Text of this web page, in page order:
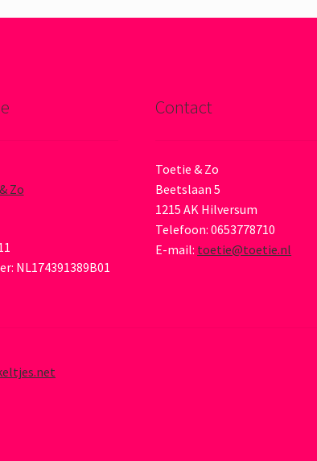
Zo
NL174391389B01
Contact
Toetie & Zo
Beetslaan 5
1215 AK Hilversum
Telefoon: 0653778710
E-mail: toetie@toetie.nl